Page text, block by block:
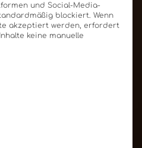
und Social-Media-
blockiert. Wenn
akzeptiert werden, erfordert
keine manuelle